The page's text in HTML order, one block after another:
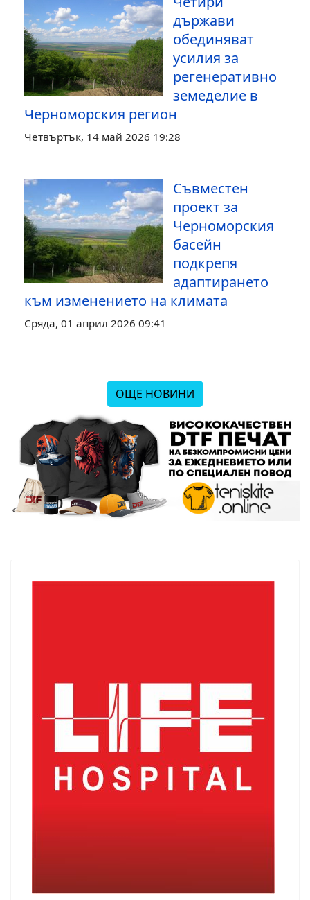
държави
обединяват
усилия за
регенеративно
земеделие в
Черноморския регион
Четвъртък, 14 май 2026 19:28
Съвместен
проект за
Черноморския
басейн
подкрепя
адаптирането
към изменението на климата
Сряда, 01 април 2026 09:41
ОЩЕ НОВИНИ